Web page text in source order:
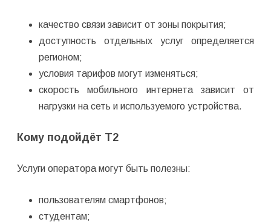
качество связи зависит от зоны покрытия;
доступность отдельных услуг определяется
регионом;
условия тарифов могут изменяться;
скорость мобильного интернета зависит от
нагрузки на сеть и используемого устройства.
Кому подойдёт T2
Услуги оператора могут быть полезны:
пользователям смартфонов;
студентам;